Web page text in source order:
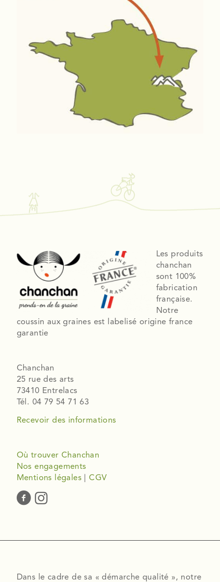
Les produits
chanchan
sont 100%
fabrication
française.
Notre
coussin aux graines est labelisé origine france
garantie
Chanchan
25 rue des arts
73410 Entrelacs
Tél. 04 79 54 71 63
Recevoir des informations
Où trouver Chanchan
Nos engagements
Mentions légales |CGV
Dans le cadre de sa « démarche qualité », notre